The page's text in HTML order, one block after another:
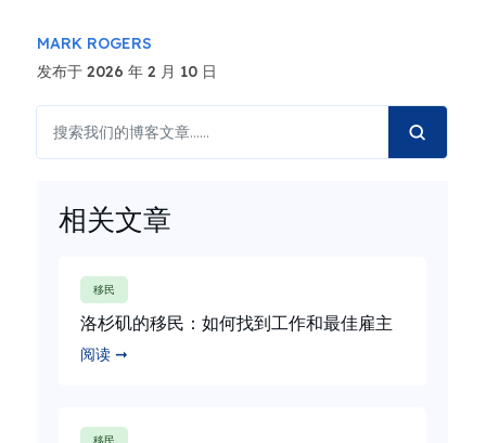
MARK ROGERS
发布于 2026 年 2 月 10 日
相关文章
移民
洛杉矶的移民：如何找到工作和最佳雇主
阅读 ➞